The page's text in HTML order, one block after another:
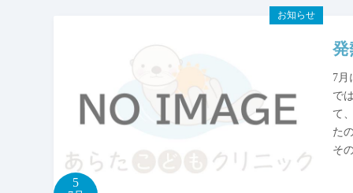
お知らせ
5
7月
で
て
た
そ